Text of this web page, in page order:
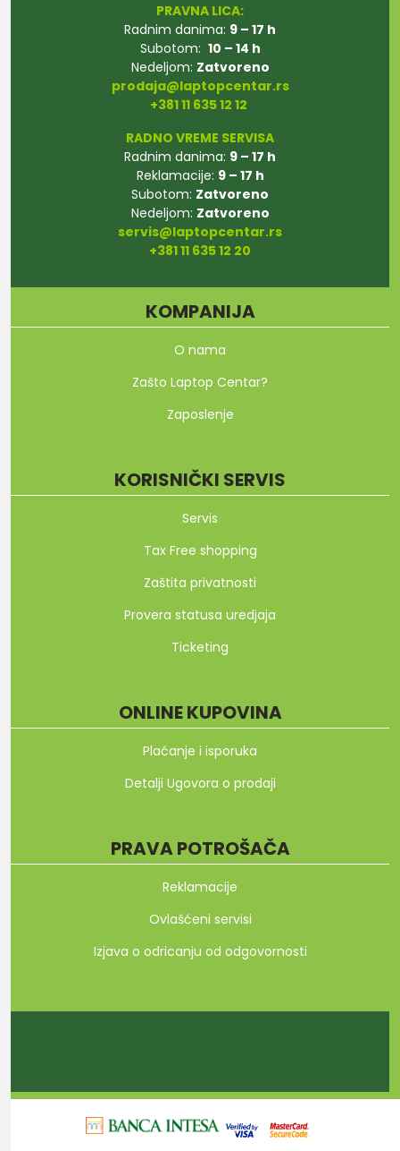
PRAVNA LICA:
Radnim danima: 9 – 17 h
Subotom: 10 – 14 h
Nedeljom: Zatvoreno
prodaja@laptopcentar.rs
+381 11 635 12 12
RADNO VREME SERVISA
Radnim danima: 9 – 17 h
Reklamacije: 9 – 17 h
Subotom: Zatvoreno
Nedeljom: Zatvoreno
servis@laptopcentar.rs
+381 11 635 12 20
KOMPANIJA
O nama
Zašto Laptop Centar?
Zaposlenje
KORISNIČKI SERVIS
Servis
Tax Free shopping
Zaštita privatnosti
Provera statusa uredjaja
Ticketing
ONLINE KUPOVINA
Plaćanje i isporuka
Detalji Ugovora o prodaji
PRAVA POTROŠAČA
Reklamacije
Ovlašćeni servisi
Izjava o odricanju od odgovornosti